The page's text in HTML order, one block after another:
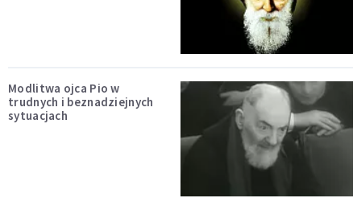
Modlitwa ojca Pio w
trudnych i beznadziejnych
sytuacjach